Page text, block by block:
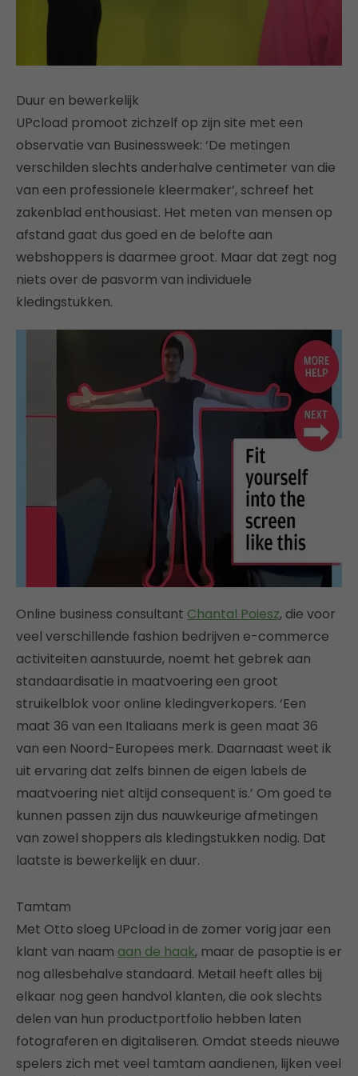
Duur en bewerkelijk
UPcload promoot zichzelf op zijn site met een
observatie van Businessweek: ‘De metingen
verschilden slechts anderhalve centimeter van die
van een professionele kleermaker’, schreef het
zakenblad enthousiast. Het meten van mensen op
afstand gaat dus goed en de belofte aan
webshoppers is daarmee groot. Maar dat zegt nog
niets over de pasvorm van individuele
kledingstukken.
Online business consultant Chantal Poiesz, die voor
veel verschillende fashion bedrijven e-commerce
activiteiten aanstuurde, noemt het gebrek aan
standaardisatie in maatvoering een groot
struikelblok voor online kledingverkopers. ‘Een
maat 36 van een Italiaans merk is geen maat 36
van een Noord-Europees merk. Daarnaast weet ik
uit ervaring dat zelfs binnen de eigen labels de
maatvoering niet altijd consequent is.’ Om goed te
kunnen passen zijn dus nauwkeurige afmetingen
van zowel shoppers als kledingstukken nodig. Dat
laatste is bewerkelijk en duur.
Tamtam
Met Otto sloeg UPcload in de zomer vorig jaar een
klant van naam aan de haak, maar de pasoptie is er
nog allesbehalve standaard. Metail heeft alles bij
elkaar nog geen handvol klanten, die ook slechts
delen van hun productportfolio hebben laten
fotograferen en digitaliseren. Omdat steeds nieuwe
spelers zich met veel tamtam aandienen, lijken veel